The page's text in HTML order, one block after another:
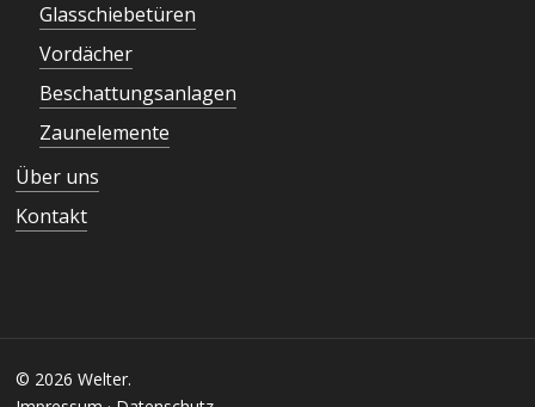
Glasschiebetüren
Vordächer
Beschattungsanlagen
Zaunelemente
Über uns
Kontakt
© 2026 Welter.